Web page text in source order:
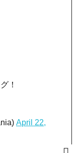
！
April 22,